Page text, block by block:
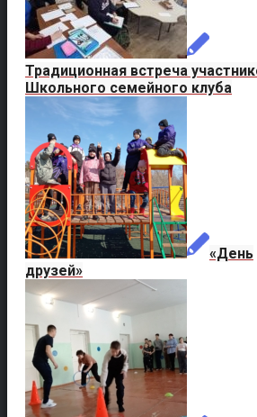
Традиционная встреча
Школьного семейного клуба
«День
друзей»